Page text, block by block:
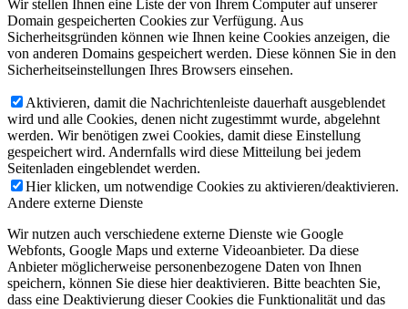
Wir stellen Ihnen eine Liste der von Ihrem Computer auf unserer
Domain gespeicherten Cookies zur Verfügung. Aus
Sicherheitsgründen können wie Ihnen keine Cookies anzeigen, die
von anderen Domains gespeichert werden. Diese können Sie in den
Sicherheitseinstellungen Ihres Browsers einsehen.
Aktivieren, damit die Nachrichtenleiste dauerhaft ausgeblendet
wird und alle Cookies, denen nicht zugestimmt wurde, abgelehnt
werden. Wir benötigen zwei Cookies, damit diese Einstellung
gespeichert wird. Andernfalls wird diese Mitteilung bei jedem
Seitenladen eingeblendet werden.
Hier klicken, um notwendige Cookies zu aktivieren/deaktivieren.
Andere externe Dienste
Wir nutzen auch verschiedene externe Dienste wie Google
Webfonts, Google Maps und externe Videoanbieter. Da diese
Anbieter möglicherweise personenbezogene Daten von Ihnen
speichern, können Sie diese hier deaktivieren. Bitte beachten Sie,
dass eine Deaktivierung dieser Cookies die Funktionalität und das